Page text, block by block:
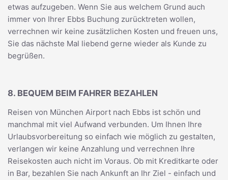
etwas aufzugeben. Wenn Sie aus welchem Grund auch
immer von Ihrer Ebbs Buchung zurücktreten wollen,
verrechnen wir keine zusätzlichen Kosten und freuen uns,
Sie das nächste Mal liebend gerne wieder als Kunde zu
begrüßen.
8. BEQUEM BEIM FAHRER BEZAHLEN
Reisen von München Airport nach Ebbs ist schön und
manchmal mit viel Aufwand verbunden. Um Ihnen Ihre
Urlaubsvorbereitung so einfach wie möglich zu gestalten,
verlangen wir keine Anzahlung und verrechnen Ihre
Reisekosten auch nicht im Voraus. Ob mit Kreditkarte oder
in Bar, bezahlen Sie nach Ankunft an Ihr Ziel - einfach und